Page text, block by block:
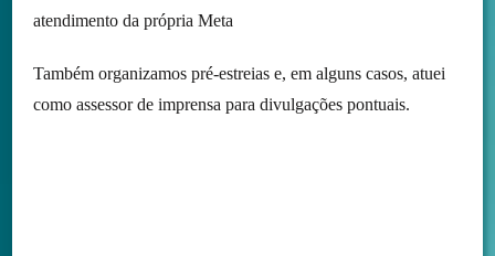
atendimento da própria Meta
Também organizamos pré-estreias e, em alguns casos, atuei
como assessor de imprensa para divulgações pontuais.